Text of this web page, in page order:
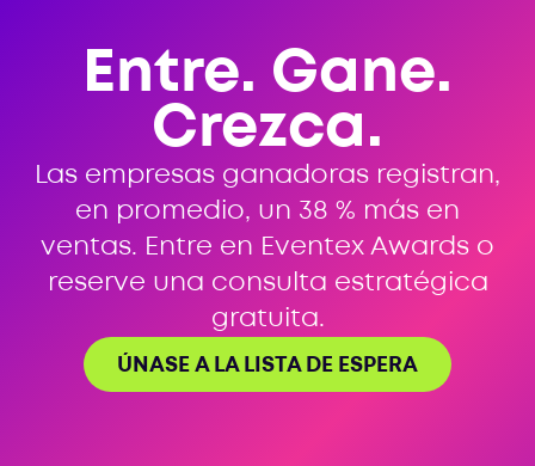
Entre. Gane.
Crezca.
Las empresas ganadoras registran,
en promedio, un 38 % más en
ventas. Entre en Eventex Awards o
reserve una consulta estratégica
gratuita.
ÚNASE A LA LISTA DE ESPERA